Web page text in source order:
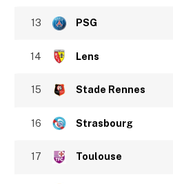
13 PSG
14 Lens
15 Stade Rennes
16 Strasbourg
17 Toulouse